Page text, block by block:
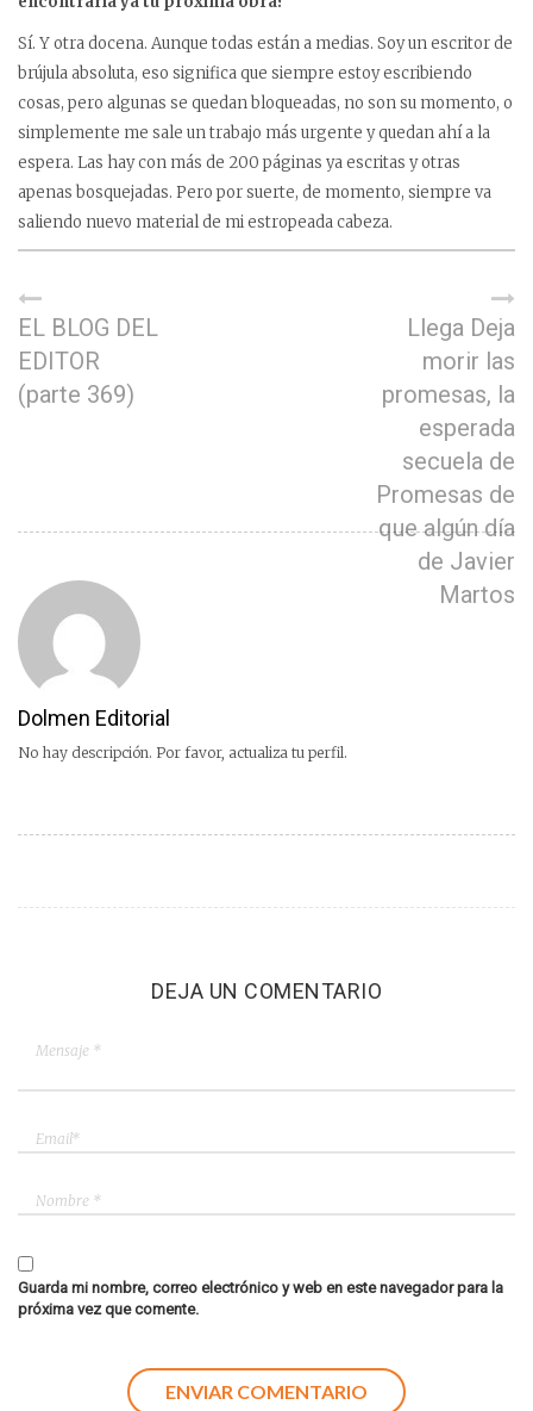
Sí. Y otra docena. Aunque todas están a medias. Soy un escritor de
brújula absoluta, eso significa que siempre estoy escribiendo
cosas, pero algunas se quedan bloqueadas, no son su momento, o
simplemente me sale un trabajo más urgente y quedan ahí a la
espera. Las hay con más de 200 páginas ya escritas y otras
apenas bosquejadas. Pero por suerte, de momento, siempre va
saliendo nuevo material de mi estropeada cabeza.
EL BLOG DEL
EDITOR
(parte 369)
Llega Deja
morir las
promesas, la
esperada
secuela de
Promesas de
que algún día
de Javier
Martos
Dolmen Editorial
No hay descripción. Por favor, actualiza tu perfil.
DEJA UN COMENTARIO
Guarda mi nombre, correo electrónico y web en este navegador para la
próxima vez que comente.